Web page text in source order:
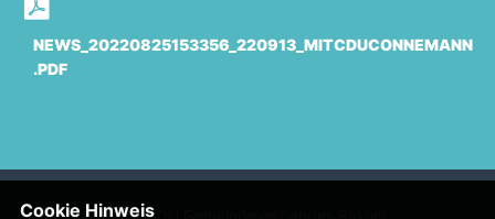
NEWS_20220825153356_220913_MITCDUCONNEMANN
.PDF
Homepage des CDU Gemeindeverbandes Bakum
Cookie Hinweis